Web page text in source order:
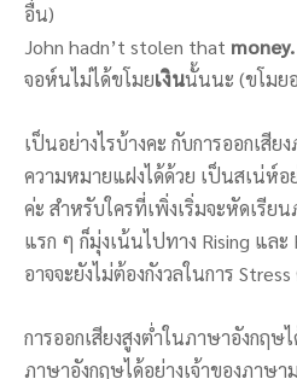
อื่น)
John hadn’t stolen that money.
จอห์นไม่ได้ขโมยเงินนั้นนะ (ขโมย
เป็นอย่างไรบ้างคะ กับการออกเสี
ความหมายแฝงได้ด้วย เป็นสเน่ห์
ค่ะ สำหรับใครที่เพิ่งเริ่มจะหัดเรีย
แรก ๆ ก็มุ่งเน้นไปทาง Rising แล
อาจจะยังไม่ต้องกังวลในการ
การออกเสียงสูงต่ำในภาษาอังกฤษ
ภาษาอังกฤษได้อย่างเจ้าของภาษา